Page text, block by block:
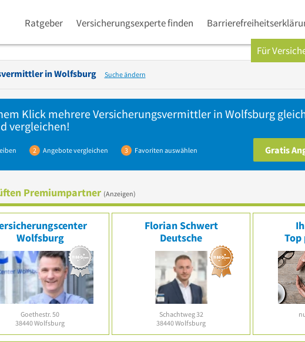
Ratgeber Versicherungsexperte finden
Für
inWolfsburg Suche ändern
2 Angebote vergleichen 3 Favoriten auswählen
Klick mehrereVersicherungsvermittlerin Wolfsburg
vergleichen!
Gratis
Premiumpartner (Anzeigen)
Wolfsburg
Goethestr. 50
38440Wolfsburg
Florian Schwert
Deutsche
Vermögensberatung
Schachtweg 32
38440Wolfsburg